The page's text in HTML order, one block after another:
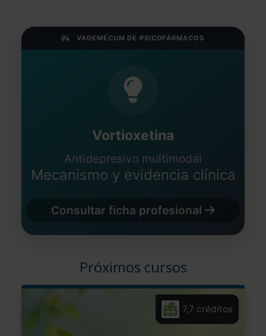
VADEMÉCUM DE PSICOFÁRMACOS
Vortioxetina
Antidepresivo multimodal
Mecanismo y evidencia clínica
Consultar ficha profesional
Próximos cursos
7,7 créditos